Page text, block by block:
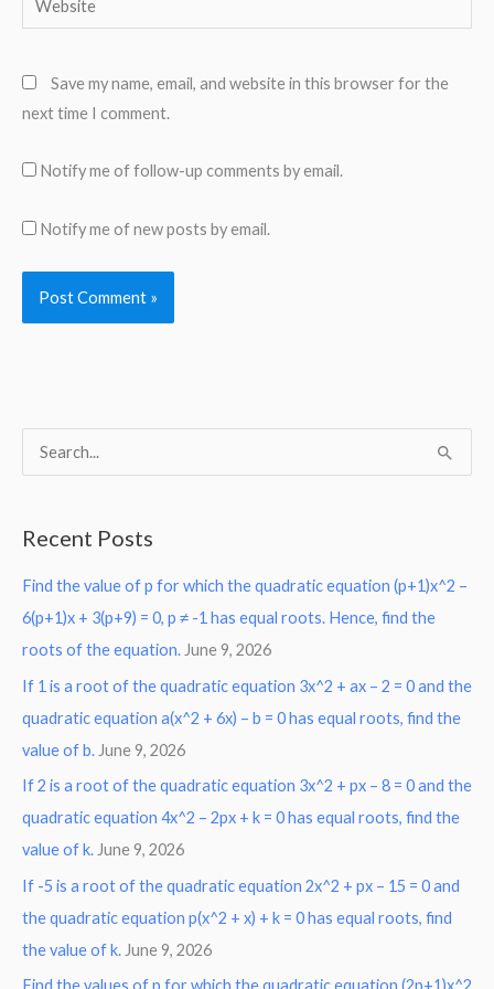
Save my name, email, and website in this browser for the
next time I comment.
Notify me of follow-up comments by email.
Notify me of new posts by email.
c
h
f
o
r
:
Recent Posts
Find the value of p for which the quadratic equation (p+1)x^2 –
6(p+1)x + 3(p+9) = 0, p ≠ -1 has equal roots. Hence, find the
roots of the equation. June 9, 2026
If 1 is a root of the quadratic equation 3x^2 + ax – 2 = 0 and the
quadratic equation a(x^2 + 6x) – b = 0 has equal roots, find the
value of b. June 9, 2026
If 2 is a root of the quadratic equation 3x^2 + px – 8 = 0 and the
quadratic equation 4x^2 – 2px + k = 0 has equal roots, find the
value of k. June 9, 2026
If -5 is a root of the quadratic equation 2x^2 + px – 15 = 0 and
the quadratic equation p(x^2 + x) + k = 0 has equal roots, find
the value of k. June 9, 2026